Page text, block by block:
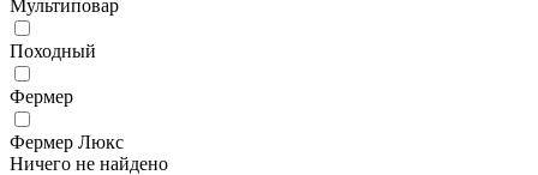
Мультиповар
Походный
Фермер
Фермер Люкс
Ничего не найдено